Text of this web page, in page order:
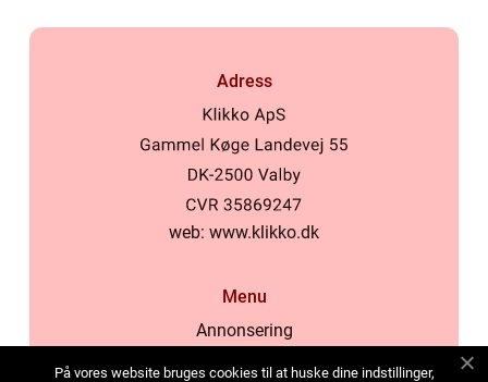
Adress
web: www.klikko.dk
Menu
Annonsering
På vores website bruges cookies til at huske dine indstillinger,